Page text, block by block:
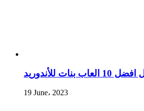
بنات للأندوريد
19 June، 2023